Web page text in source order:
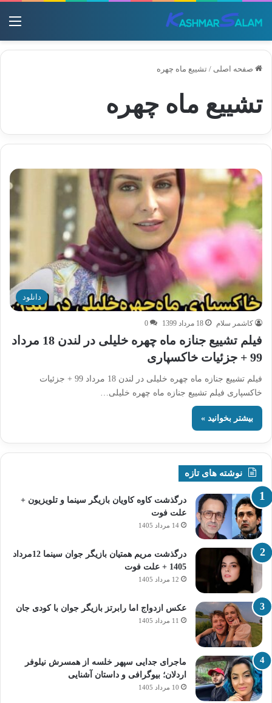
صفحه اصلی / تشییع ماه چهره
تشییع ماه چهره
دانلود
کاشمر سلام 18 مرداد 1399 0
فیلم تشییع جنازه ماه چهره خلیلی در لندن 18 مرداد
99 + جزئیات خاکسپاری
فیلم تشییع جنازه ماه چهره خلیلی در لندن 18 مرداد 99 + جزئیات
خاکسپاری فیلم تشییع جنازه ماه چهره خلیلی…
بیشتر بخوانید »
نوشته های تازه
درگذشت کاوه کاویان بازیگر سینما و تلویزیون +
علت فوت
14 مرداد 1405
درگذشت مریم همتیان بازیگر جوان سینما 12مرداد
1405 + علت فوت
12 مرداد 1405
عکس ازدواج اما رابرتز بازیگر جوان با کودی جان
11 مرداد 1405
ماجرای جدایی سپهر خلسه از همسرش نیلوفر
اردلان؛ بیوگرافی و داستان آشنایی
10 مرداد 1405